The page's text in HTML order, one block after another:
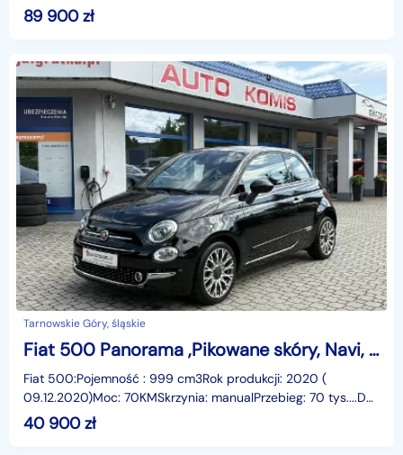
automatycznaSamochód aktualnie po serwisie :* olej
89 900zł
Tarnowskie Góry, śląskie
Fiat 500 Panorama ,Pikowane skóry, Navi, Gwarancja !
Fiat 500:Pojemność : 999 cm3Rok produkcji: 2020 (
09.12.2020)Moc: 70KMSkrzynia: manualPrzebieg: 70 tys....Do
40 900zł